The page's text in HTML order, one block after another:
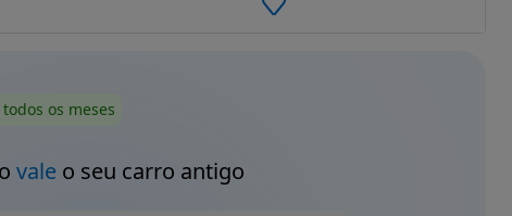
os meses
valeo seu carro antigo